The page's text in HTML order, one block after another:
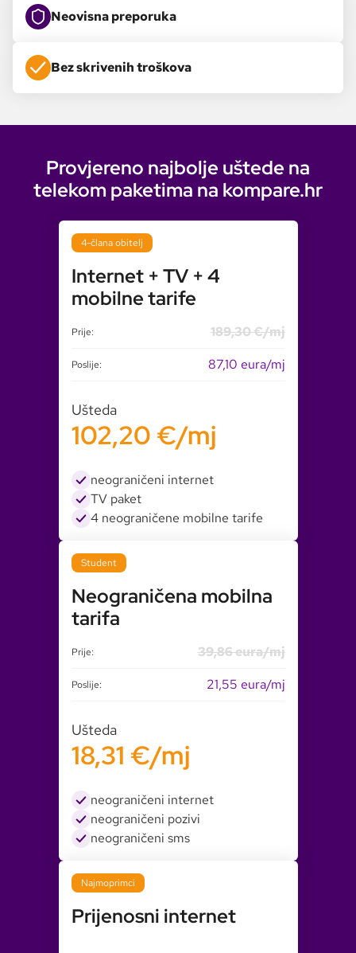
Neovisna preporuka
Bez skrivenih troškova
Provjereno najbolje uštede na
telekom paketima na kompare.hr
4-člana obitelj
Internet + TV + 4
mobilne tarife
Prije: 189,30 €/mj
Poslije: 87,10 eura/mj
Ušteda
102,20 €/mj
neograničeni internet
TV paket
4 neograničene mobilne tarife
Student
Neograničena mobilna
tarifa
Prije: 39,86 eura/mj
Poslije: 21,55 eura/mj
Ušteda
18,31 €/mj
neograničeni internet
neograničeni pozivi
neograničeni sms
Najmoprimci
Prijenosni internet